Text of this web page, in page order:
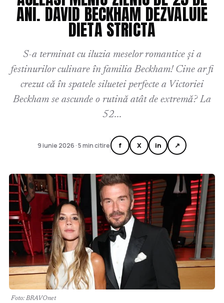
ANI. DAVID BECKHAM DEZVALUIE
DIETA STRICTA
S-a terminat cu iluzia meselor romantice și a
festinurilor culinare în familia Beckham! Cine ar fi
crezut că în spatele siluetei perfecte a Victoriei
Beckham se ascunde o rutină atât de extremă? La
52...
9 iunie 2026 · 5 min citire f X in ↗
Foto: BRAVOnet